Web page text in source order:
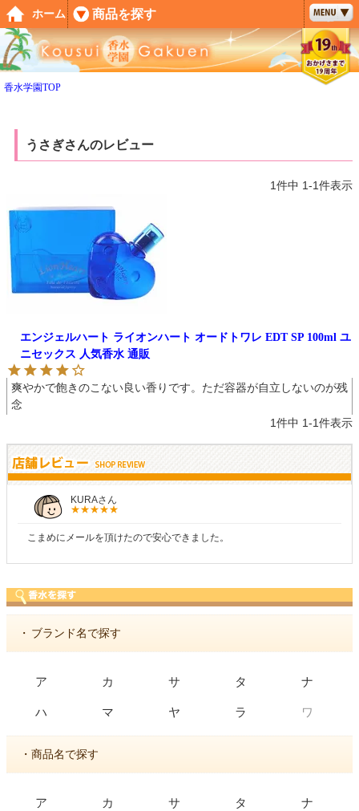
香水学園TOP
うさぎさんのレビュー
1件中 1-1件表示
エンジェルハート ライオンハート オードトワレ EDT SP 100ml ユ
ニセックス 人気香水 通販
爽やかで飽きのこない良い香りです。ただ容器が自立しないのが残
念
1件中 1-1件表示
KURAさん
こまめにメールを頂けたので安心できました。
・ ブランド名で探す
ア カ サ タ ナ
ハ マ ヤ ラ ワ
・商品名で探す
ア カ サ タ ナ
ペー
ジト
ップ
へ
ホーム 商品を探す